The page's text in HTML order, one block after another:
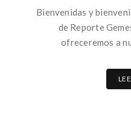
Bienvenidas y
de Reporte
ofreceremos a